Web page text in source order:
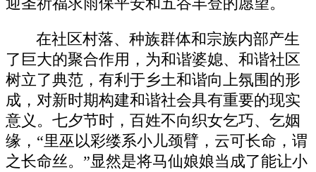
迎圣祈福求雨保平安和五谷丰登的愿望。
在社区村落、种族群体和宗族内部产生
了巨大的聚合作用，为和谐婆媳、和谐社区
树立了典范，有利于乡土和谐向上氛围的形
成，对新时期构建和谐社会具有重要的现实
意义。七夕节时，百姓不向织女乞巧、乞姻
缘，“里巫以彩缕系小儿颈臂，云可长命，谓
之长命丝。”显然是将马仙娘娘当成了能让小